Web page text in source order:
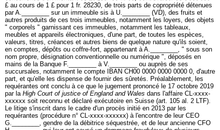
£ au cours de 1 £ pour 1 fr. 28230, de trois parts de copropriété détenues
par A.________ sur un immeuble sis à U.________ (VD), des fruits et
autres produits de ces trois immeubles, notamment les loyers, des objets
" corporels " garnissant ces immeubles, notamment les tableaux,
meubles et appareils électroniques, d'une part, de toutes les espèces,
valeurs, titres, créances et autres biens de quelque nature qu'ils soient,
en comptes, dépôts ou coffre-fort, appartenant à A.________, " sous son
nom propre, désignation conventionnelle ou numérique ", déposés en
mains de la Banque F.________ à V.________ ou auprès de ses
succursales, notamment le compte IBAN CH00 0000 0000 0000 0, d'autre
part, et qu'elle les dispense de fournir des sûretés. Préalablement, les
requérantes ont conclu à ce que le jugement prononcé le 17 octobre 2019
par la High Court of justice of England and Wales dans l'affaire CL-xxxx-
xxxxxx soit reconnu et déclaré exécutoire en Suisse (art. 105 al. 2 LTF).
Le litige s'inscrit dans le cadre d'un procès initié en 2013 par les
requérantes (procédure n° CL-xxxx-xxxxxx) à l'encontre de leur CEO
G.________, gendre de la débitrice séquestrée, et de leur ancienne CFO